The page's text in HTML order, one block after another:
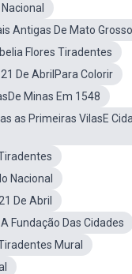
Antigas De Mato Grosso
Flores Tiradentes
De AbrilPara Colorir
Minas Em 1548
as Primeiras VilasE
Nacional
De Abril
Fundação Das Cidades
Mural